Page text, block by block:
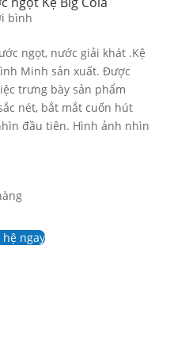
bình
ngọt, nước giải khát .Kệ
Minh sản xuất. Được
trưng bày sản phẩm
nét, bắt mắt cuốn hút
đầu tiên. Hình ảnh nhìn
hệ ngay